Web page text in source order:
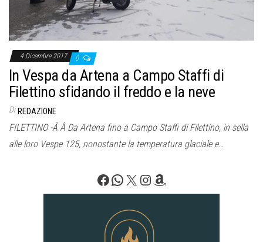
4 Dicembre 2017 0
In Vespa da Artena a Campo Staffi di
Filettino sfidando il freddo e la neve
Di REDAZIONE
FILETTINO -Â Â Da Artena fino a Campo Staffi di Filettino, in sella
alle loro Vespe 125, nonostante la temperatura glaciale e…
Facebook
WhatsApp
X Instagram
Amazon